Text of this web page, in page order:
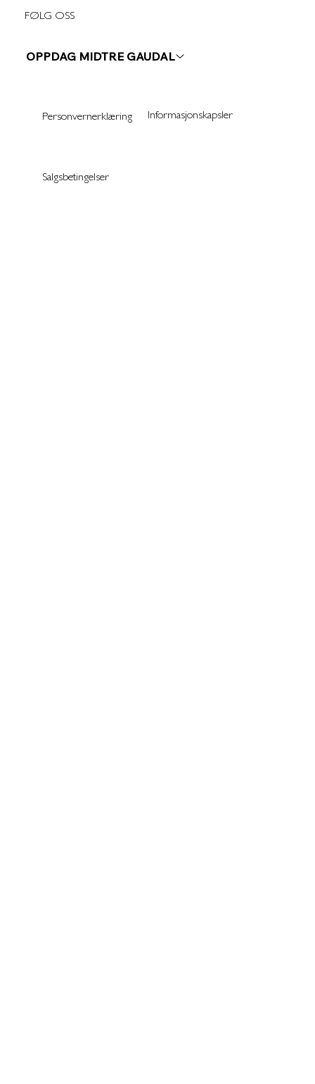
Personvernerklæring Informasjonskapsler
Salgsbetingelser
FØLG OSS
OPPDAG MIDTRE GAUDAL